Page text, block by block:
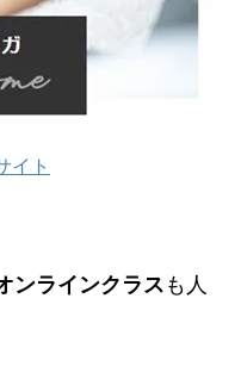
イト
ンラインクラスも人